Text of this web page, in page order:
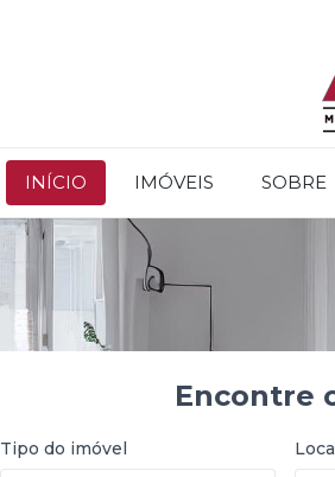
INÍCIO IMÓVEIS SOBRE
Encontre
Tipo do imóvel